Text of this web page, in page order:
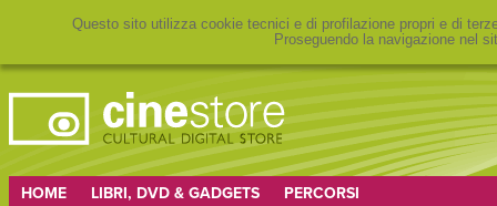
Questo sito utilizza cookie tecnici e di profilazione propri e di
Proseguendo la navigazione nel
HOME LIBRI, DVD & GADGETS PERCORSI